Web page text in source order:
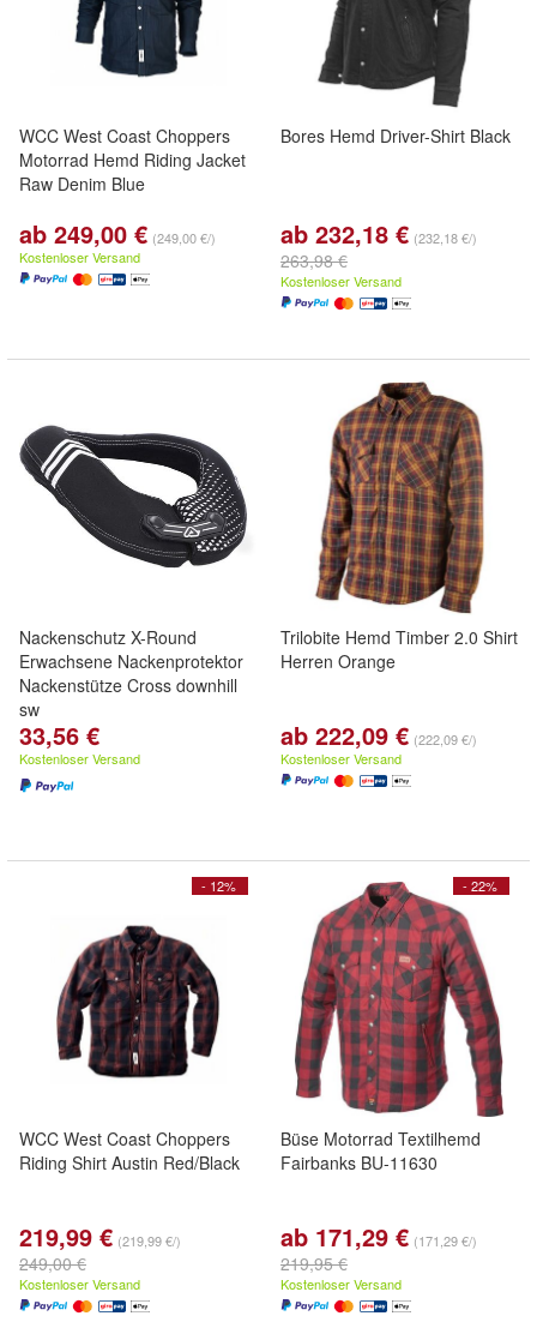
WCC West Coast Choppers
Motorrad Hemd Riding Jacket
Raw Denim Blue
ab 249,00 € (249,00 €/)
Kostenloser Versand
Bores Hemd Driver-Shirt Black
ab 232,18 € (232,18 €/)
263,98 €
Kostenloser Versand
Nackenschutz X-Round
Erwachsene Nackenprotektor
Nackenstütze Cross downhill
sw
33,56 €
Kostenloser Versand
Trilobite Hemd Timber 2.0 Shirt
Herren Orange
ab 222,09 € (222,09 €/)
Kostenloser Versand
- 12%
WCC West Coast Choppers
Riding Shirt Austin Red/Black
219,99 € (219,99 €/)
249,00 €
Kostenloser Versand
- 22%
Büse Motorrad Textilhemd
Fairbanks BU-11630
ab 171,29 € (171,29 €/)
219,95 €
Kostenloser Versand